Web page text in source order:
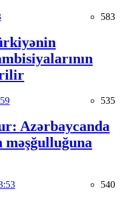
583
535
Azərbaycanda
540